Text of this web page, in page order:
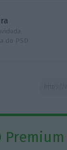
do PSD
Premium